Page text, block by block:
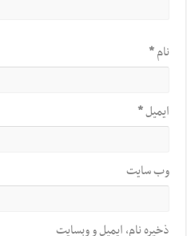
نام*
ایمیل*
وب‌ سایت
ذخیره نام، ایمیل و وبسایت